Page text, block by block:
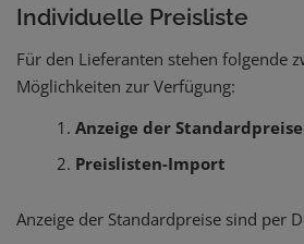
Individuelle Preisliste
Für den Lieferanten stehen folgende
Möglichkeiten zur Verfügung:
Anzeige der Standardpreise
Preislisten-Import
Anzeige der Standardpreise sind per